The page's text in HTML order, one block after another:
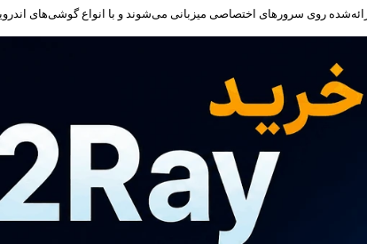
روی سرورهای اختصاصی میزبانی می‌شوند و با انواع گوشی‌های